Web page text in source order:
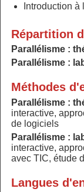
Introduction
Répartition
Parallélisme :
Parallélisme :
Méthodes
Parallélisme :
interactive,
de logiciels
Parallélisme :
interactive,
avec TIC, étude
Langues